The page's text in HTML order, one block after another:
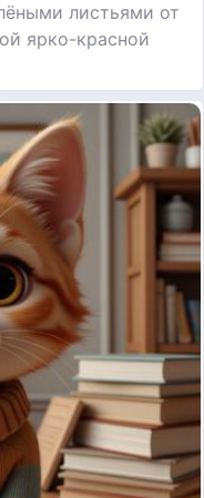
листьями от
ярко-красной